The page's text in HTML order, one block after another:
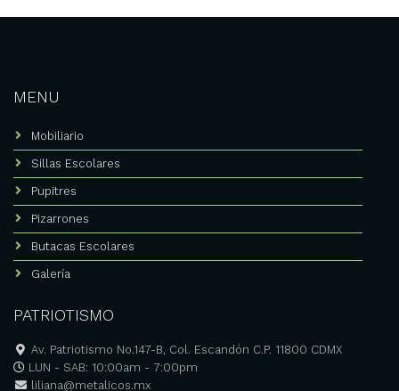
MENU
Mobiliario
Sillas Escolares
Pupitres
Pizarrones
Butacas Escolares
Galería
PATRIOTISMO
Av. Patriotismo No.147-B, Col. Escandón C.P. 11800 CDMX
LUN - SAB: 10:00am - 7:00pm
liliana@metalicos.mx